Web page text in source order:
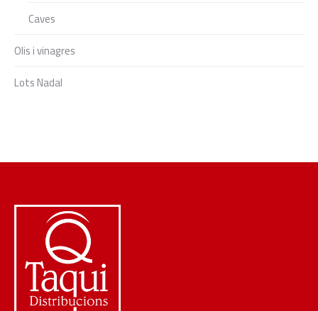
Caves
Olis i vinagres
Lots Nadal